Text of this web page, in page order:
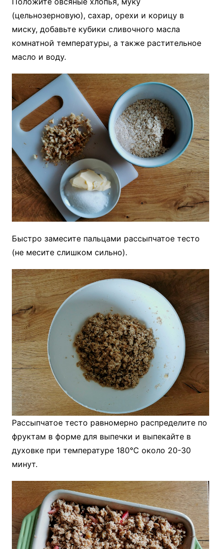
(цельнозерновую), сахар, орехи и корицу в
миску, добавьте кубики сливочного масла
комнатной температуры, а также растительное
масло и воду.
Быстро замесите пальцами рассыпчатое тесто
(не месите слишком сильно).
Рассыпчатое тесто равномерно распределите по
фруктам в форме для выпечки и выпекайте в
духовке при температуре 180°C около 20-30
минут.